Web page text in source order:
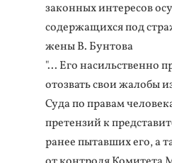
законных интересов
содержащихся под
жены В. Бунтова
"... Его насильственно
отозвать свои жалобы
Суда по правам
претензий к
ранее пытавших его, а